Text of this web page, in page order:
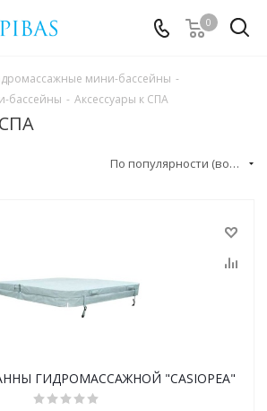
0
мини-бассейны -
бассейны - Аксессуары к СПА
По популярности (возрастание)
ГИДРОМАССАЖНОЙ "CASIOPEA"